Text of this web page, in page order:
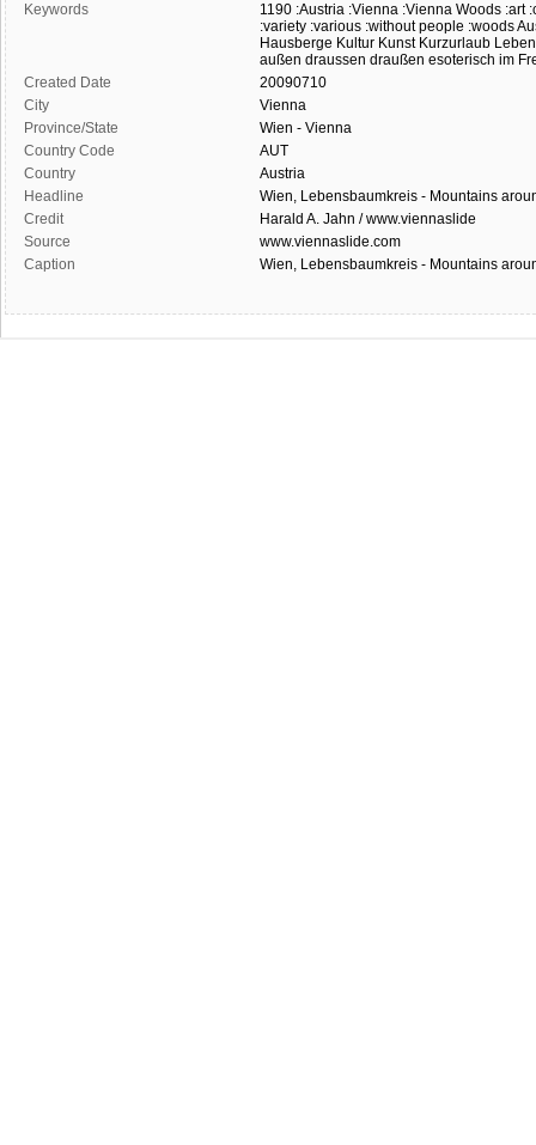
Keywords
1190 :Austria :Vienna :Vienna Woods :art
:variety :various :without people :woods
Hausberge Kultur Kunst Kurzurlaub
außen draussen draußen esoterisch im
Created Date
20090710
City
Vienna
Province/State
Wien - Vienna
Country Code
AUT
Country
Austria
Headline
Wien, Lebensbaumkreis - Mountains
Credit
Harald A. Jahn / www.viennaslide
Source
www.viennaslide.com
Caption
Wien, Lebensbaumkreis - Mountains